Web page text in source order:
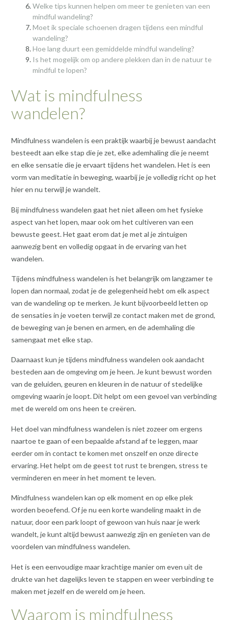
Welke tips kunnen helpen om meer te genieten van een
mindful wandeling?
Moet ik speciale schoenen dragen tijdens een mindful
wandeling?
Hoe lang duurt een gemiddelde mindful wandeling?
Is het mogelijk om op andere plekken dan in de natuur te
mindful te lopen?
Wat is mindfulness
wandelen?
Mindfulness wandelen is een praktijk waarbij je bewust aandacht
besteedt aan elke stap die je zet, elke ademhaling die je neemt
en elke sensatie die je ervaart tijdens het wandelen. Het is een
vorm van meditatie in beweging, waarbij je je volledig richt op het
hier en nu terwijl je wandelt.
Bij mindfulness wandelen gaat het niet alleen om het fysieke
aspect van het lopen, maar ook om het cultiveren van een
bewuste geest. Het gaat erom dat je met al je zintuigen
aanwezig bent en volledig opgaat in de ervaring van het
wandelen.
Tijdens mindfulness wandelen is het belangrijk om langzamer te
lopen dan normaal, zodat je de gelegenheid hebt om elk aspect
van de wandeling op te merken. Je kunt bijvoorbeeld letten op
de sensaties in je voeten terwijl ze contact maken met de grond,
de beweging van je benen en armen, en de ademhaling die
samengaat met elke stap.
Daarnaast kun je tijdens mindfulness wandelen ook aandacht
besteden aan de omgeving om je heen. Je kunt bewust worden
van de geluiden, geuren en kleuren in de natuur of stedelijke
omgeving waarin je loopt. Dit helpt om een gevoel van verbinding
met de wereld om ons heen te creëren.
Het doel van mindfulness wandelen is niet zozeer om ergens
naartoe te gaan of een bepaalde afstand af te leggen, maar
eerder om in contact te komen met onszelf en onze directe
ervaring. Het helpt om de geest tot rust te brengen, stress te
verminderen en meer in het moment te leven.
Mindfulness wandelen kan op elk moment en op elke plek
worden beoefend. Of je nu een korte wandeling maakt in de
natuur, door een park loopt of gewoon van huis naar je werk
wandelt, je kunt altijd bewust aanwezig zijn en genieten van de
voordelen van mindfulness wandelen.
Het is een eenvoudige maar krachtige manier om even uit de
drukte van het dagelijks leven te stappen en weer verbinding te
maken met jezelf en de wereld om je heen.
Waarom is mindfulness